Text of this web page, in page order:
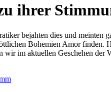
ihrer
bejahten dies und
Bohemien Amor
im aktuellen Geschehen der